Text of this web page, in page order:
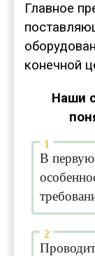
Главное
конечной
Наши
В первую